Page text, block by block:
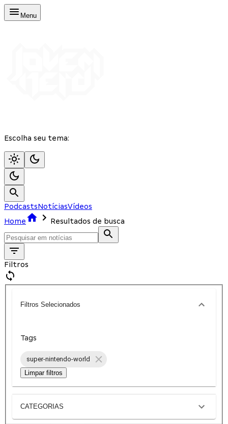
Menu
Escolha seu tema:
PodcastsNotíciasVídeos
Home
Resultados de busca
Filtros
Filtros Selecionados
Tags
super-nintendo-world
Limpar filtros
CATEGORIAS